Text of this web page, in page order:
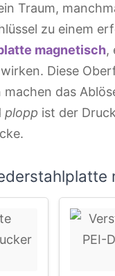
Traum,
zu einem
magnetisch,
Diese
das
plopp ist der